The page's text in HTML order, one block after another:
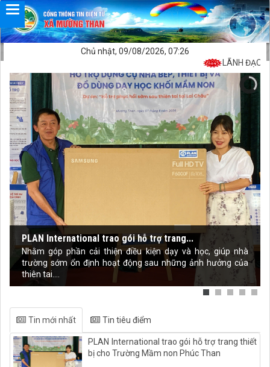
Chủ nhật, 09/08/2026, 07:26
LÃNH ĐẠO XÃ
PLAN International trao gói hỗ trợ trang...
Nhằm góp phần cải thiện điều kiện dạy và học, giúp nhà
trường sớm ổn định hoạt động sau những ảnh hưởng của
thiên tai....
Tin mới nhất Tin tiêu điểm
PLAN International trao gói hỗ trợ trang thiết
bị cho Trường Mầm non Phúc Than